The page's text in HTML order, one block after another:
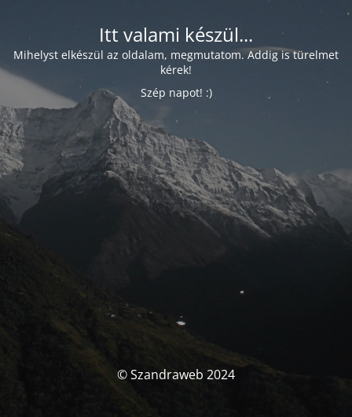
Itt valami készül...
Mihelyst elkészül az oldalam, megmutatom. Addig is türelmet
kérek!
Szép napot! :)
© Szandraweb 2024